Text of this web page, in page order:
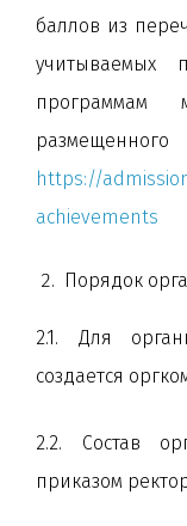
баллов из
программам
https://
achievements
Порядок
2.1. Для
создается
2.2. Состав
приказом